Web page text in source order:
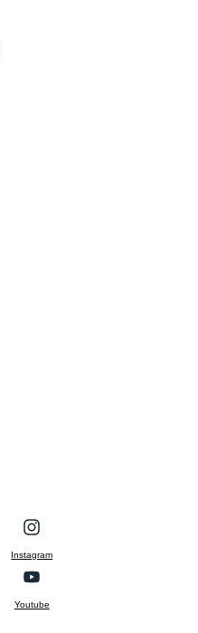
Instagram
Youtube